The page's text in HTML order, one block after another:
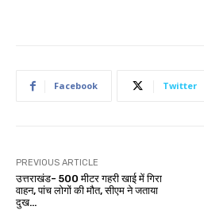
Facebook Twitter
PREVIOUS ARTICLE
उत्तराखंड- 500 मीटर गहरी खाई में गिरा
वाहन, पांच लोगों की मौत, सीएम ने जताया
दुख…